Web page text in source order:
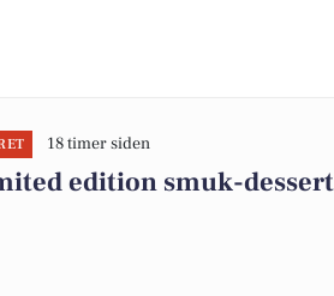
18 timer siden
edition smuk-dessert